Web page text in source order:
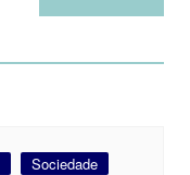
Sociedade